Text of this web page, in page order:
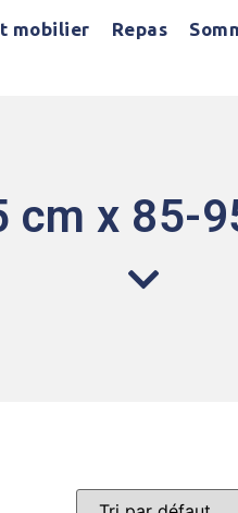
mobilier Repas
cm x 85-